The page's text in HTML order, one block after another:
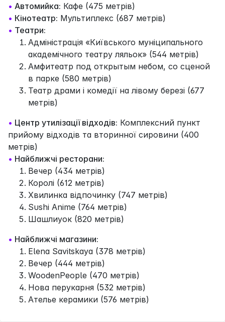
• Автомийка: Кафе (475 метрів)
• Кінотеатр: Мультиплекс (687 метрів)
• Театри:
Адміністрація «Київського муніципального
академічного театру ляльок» (544 метрів)
Амфитеатр под открытым небом, со сценой
в парке (580 метрів)
Театр драми і комедії на лівому березі (677
метрів)
• Центр утилізації відходів: Комплексний пункт
прийому відходів та вторинної сировини (400
метрів)
• Найближчі ресторани:
Вечер (434 метрів)
Королі (612 метрів)
Хвилинка відпочинку (747 метрів)
Sushi Anime (764 метрів)
Шашлиуок (820 метрів)
• Найближчі магазини:
Elena Savitskaya (378 метрів)
Вечер (444 метрів)
WoodenPeople (470 метрів)
Нова перукарня (532 метрів)
Ателье керамики (576 метрів)